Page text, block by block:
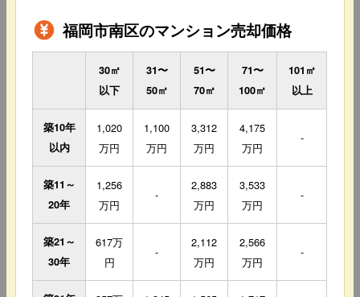
福岡市南区のマンション売却価格
30㎡
以下
31〜
50㎡
51〜
70㎡
71〜
100㎡
101㎡
以上
築10年
以内
1,020
万円
1,100
万円
3,312
万円
4,175
万円
-
築11～
20年
1,256
万円
-
2,883
万円
3,533
万円
-
築21～
30年
617万
円
-
2,112
万円
2,566
万円
-